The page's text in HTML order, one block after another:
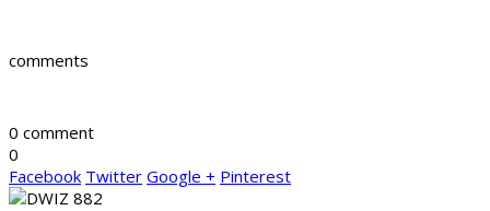
comments
0 comment
0
Facebook Twitter Google + Pinterest